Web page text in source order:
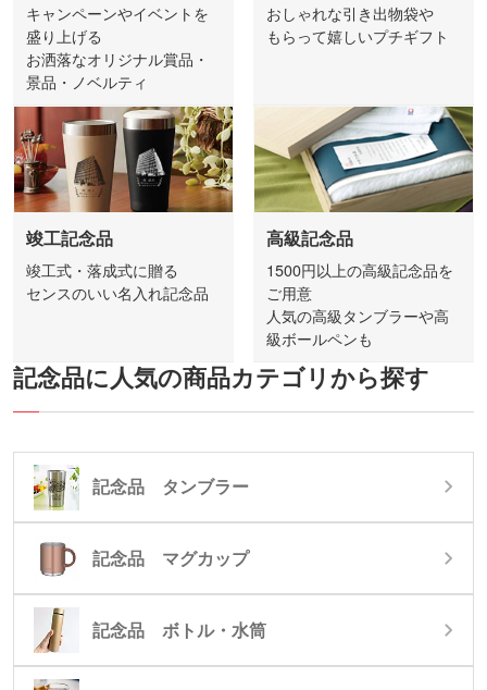
キャンペーンやイベントを
盛り上げる
お洒落なオリジナル賞品・
景品・ノベルティ
おしゃれな引き出物袋や
もらって嬉しいプチギフト
竣工記念品
竣工式・落成式に贈る
センスのいい名入れ記念品
高級記念品
1500円以上の高級記念品を
ご用意
人気の高級タンブラーや高
級ボールペンも
記念品に人気の商品カテゴリから探す
記念品 タンブラー
記念品 マグカップ
記念品 ボトル・水筒